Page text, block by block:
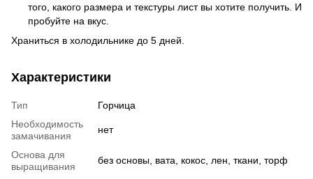
того, какого размера и текстуры лист вы хотите получить. И
пробуйте на вкус.
Храниться в холодильнике до 5 дней.
Характеристики
Тип
Горчица
Необходимость
замачивания
нет
Основа для
выращивания
без основы, вата, кокос, лен, ткани, торф